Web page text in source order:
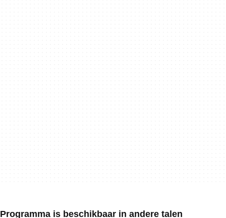
Programma is beschikbaar in andere talen